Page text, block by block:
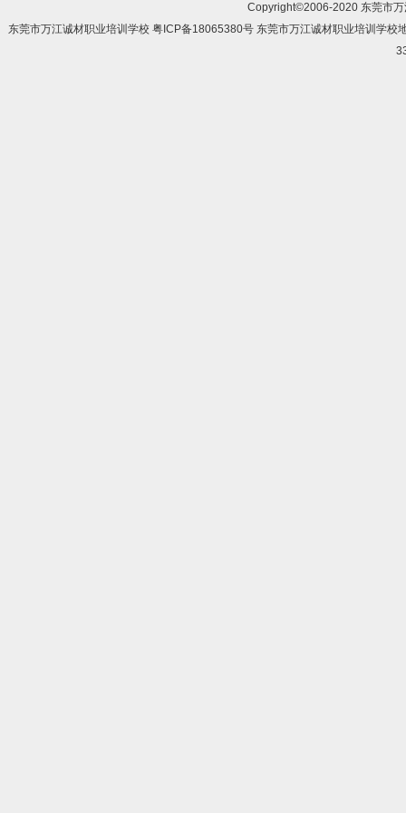
Copyright©2006-2020 东莞市
东莞市万江诚材职业培训学校 粤ICP备18065380号 东莞市万江诚材职业培训学